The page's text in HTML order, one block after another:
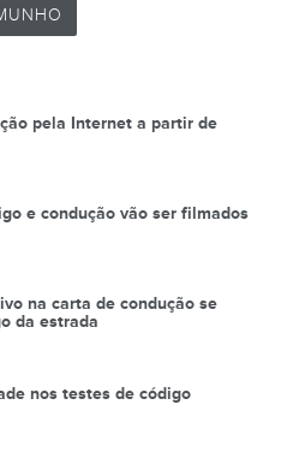
pela Internet a partir de
e condução vão ser filmados
na carta de condução se
da estrada
nos testes de código